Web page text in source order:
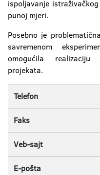
ispoljavanje
punoj mjeri.
Posebno je
savremenom
omogućila realizaciju
projekata.
Telefon
Faks
Veb-sajt
E-pošta